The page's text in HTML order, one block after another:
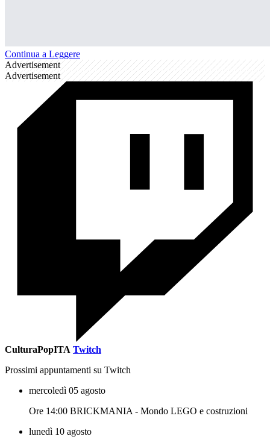
Continua a Leggere
Advertisement
Advertisement
CulturaPopITA Twitch
Prossimi appuntamenti su Twitch
mercoledì 05 agosto
Ore 14:00 BRICKMANIA - Mondo LEGO e costruzioni
lunedì 10 agosto